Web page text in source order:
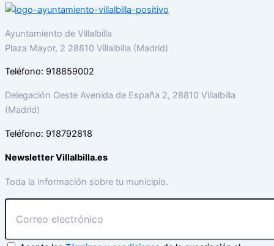
Ayuntamiento de Villalbilla
Plaza Mayor, 2 28810 Villalbilla (Madrid)
Teléfono: 918859002
Delegación Oeste Avenida de España 2, 28810 Villalbilla
(Madrid)
Teléfono: 918792818
Newsletter Villalbilla.es
Toda la información sobre tu municipio.